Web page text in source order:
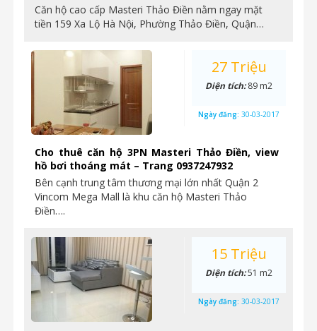
Căn hộ cao cấp Masteri Thảo Điền nằm ngay mặt
tiền 159 Xa Lộ Hà Nội, Phường Thảo Điền, Quận…
Cho thuê căn hộ 3PN Masteri Thảo Điền, view
hồ bơi thoáng mát – Trang 0937247932
Bên cạnh trung tâm thương mại lớn nhất Quận 2
Vincom Mega Mall là khu căn hộ Masteri Thảo
Điền….
27 Triệu
Diện tích:89 m2
Ngày đăng: 30-03-2017
15 Triệu
Diện tích:51 m2
Ngày đăng: 30-03-2017